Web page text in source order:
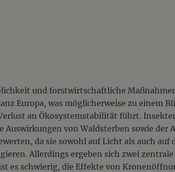
und forstwirtschaftliche
Europa, was möglicherweise zu einem
an Ökosystemstabilität führt.
Auswirkungen von Waldsterben sowie der
da sie sowohl auf Licht als auch auf
Allerdings ergeben sich zwei zentrale
es schwierig, die Effekte von